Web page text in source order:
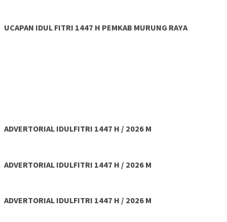
UCAPAN IDUL FITRI 1447 H PEMKAB MURUNG RAYA
ADVERTORIAL IDULFITRI 1447 H / 2026 M
ADVERTORIAL IDULFITRI 1447 H / 2026 M
ADVERTORIAL IDULFITRI 1447 H / 2026 M